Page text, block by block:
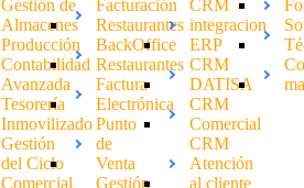
Gestión de
Almacenes
Producción
Contabilidad
Avanzada
Tesorería
Inmovilizado
Gestión
del Ciclo
Comercial
Facturación
Restaurantes
BackOffice
Restaurantes
Factura
Electrónica
Punto
de
Venta
Gestión
CRM
integracion
ERP
CRM
DATISA
CRM
Comercial
CRM
Atención
al cliente